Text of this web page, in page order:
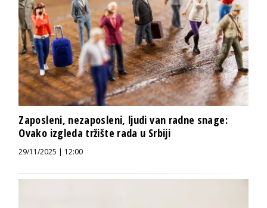
Zaposleni, nezaposleni, ljudi van radne snage:
Ovako izgleda tržište rada u Srbiji
29/11/2025 | 12:00